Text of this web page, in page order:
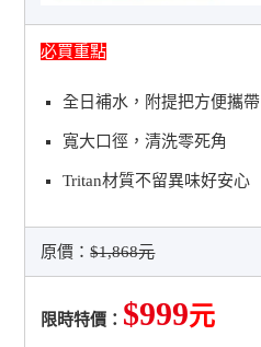
必買重點
全日補水，附提把方便攜帶
寬大口徑，清洗零死角
Tritan材質不留異味好安心
原價：$1,868元
限時特價： $999元